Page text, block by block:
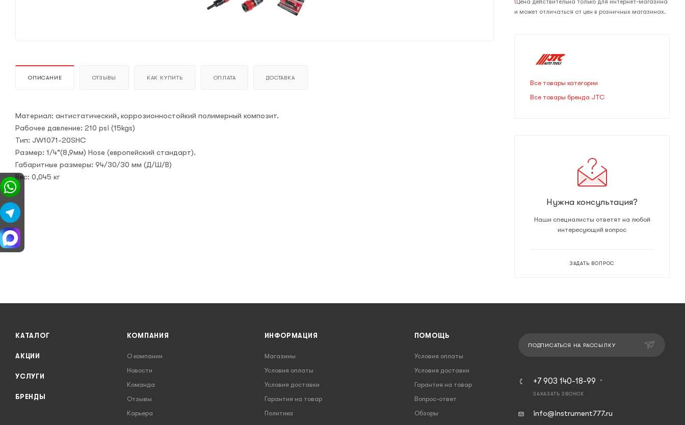
ОПИСАНИЕ ОТЗЫВЫ КАК КУПИТЬ ОПЛАТА ДОСТАВКА
Материал: антистатический, коррозионностойкий полимерный композит.
Рабочее давление: 210 psi (15kgs)
Тип: JW1071-20SHC
Размер: 1/4"(8,9мм) Hose (европейский стандарт).
Габаритные размеры: 94/30/30 мм (Д/Ш/В)
Вес: 0,045 кг
! Цена действительна только для интернет-магазина
и может отличаться от цен в розничных магазинах.
Все товары категории
Все товары бренда JTC
Нужна консультация?
Наши специалисты ответят на любой
интересующий вопрос
ЗАДАТЬ ВОПРОС
КАТАЛОГ
АКЦИИ
УСЛУГИ
БРЕНДЫ
КОМПАНИЯ
О компании
Новости
Команда
Отзывы
Карьера
ИНФОРМАЦИЯ
Магазины
Условия оплаты
Условия доставки
Гарантия на товар
Политика
ПОМОЩЬ
Условия оплаты
Условия доставки
Гарантия на товар
Вопрос-ответ
Обзоры
ПОДПИСАТЬСЯ НА РАССЫЛКУ
+7 903 140-18-99
ЗАКАЗАТЬ ЗВОНОК
info@instrument777.ru